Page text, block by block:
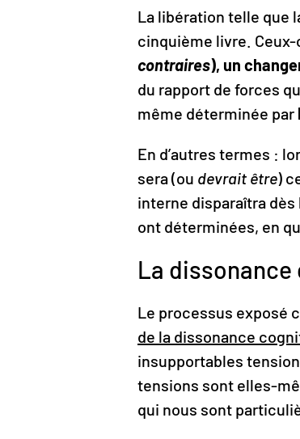
La libération telle que
cinquième livre.
contraires), un
du rapport de forces
même déterminée par
En d’autres termes :
sera (ou devrait être)
interne disparaîtra
ont déterminées, en
La
Le processus exposé
de la dissonance
insupportables
tensions sont elles-
qui nous sont